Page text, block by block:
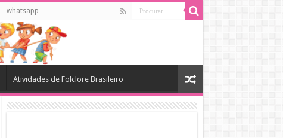
whatsapp
Atividades de Folclore Brasileiro